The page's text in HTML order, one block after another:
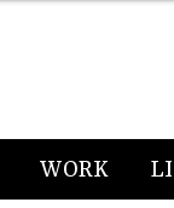
WORK